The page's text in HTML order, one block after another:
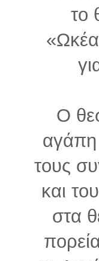
το
Ο
αγάπη
τους
και
στα